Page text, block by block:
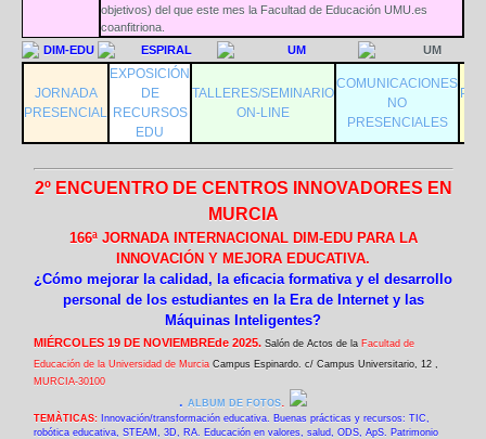
objetivos) del que este mes la Facultad de Educación UMU.es
coanfitriona.
JORNADA
PRESENCIAL
EXPOSICIÓN
DE
RECURSOS
EDU
TALLERES/SEMINARIO
ON-LINE
COMUNICACIONES
NO
PRESENCIALES
2º ENCUENTRO DE CENTROS INNOVADORES EN
MURCIA
166ª JORNADA INTERNACIONAL DIM-EDU PARA LA
INNOVACIÓN Y MEJORA EDUCATIVA.
¿Cómo mejorar la calidad, la eficacia formativa y el desarrollo
personal de los estudiantes en la Era de Internet y las
Máquinas Inteligentes?
MIÉRCOLES 19 DE NOVIEMBREde 2025. Salón de Actos de la Facultad de
Educación de la Universidad de Murcia Campus Espinardo. c/ Campus Universitario, 12 ,
MURCIA-30100
. ALBUM DE FOTOS.
TEMÀTICAS:
Innovación/transformación educativa. Buenas prácticas y recursos: TIC,
robótica educativa, STEAM, 3D, RA. Educación en valores, salud, ODS, ApS. Patrimonio